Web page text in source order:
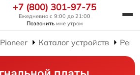
+7 (800) 301-97-75
Ежедневно с 9:00 до 21:00
Позвонить мне утром
Каталог устройств